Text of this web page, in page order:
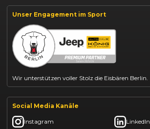
Suzuki Swift finanzieren
BYD Dolphin finanzieren
Kia Ceed finanzieren
Kia Sportage leasen
Mazda CX-30 finanzieren
Citroën C3 leasen
Unser Engagement im Sport
Wir unterstützen voller Stolz die Eisbären Berlin.
Social Media Kanäle
Instagram LinkedIn